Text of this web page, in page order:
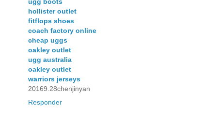
hollister outlet
fitflops shoes
coach factory online
cheap uggs
oakley outlet
ugg australia
oakley outlet
warriors jerseys
20169.28chenjinyan
Responder